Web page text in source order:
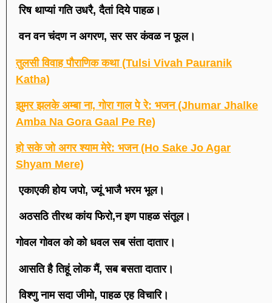
रिष थाप्यां गति उधरै, दैतां दिये पाहळ।
वन वन चंदण न अगरण, सर सर कंवळ न फूल।
तुलसी विवाह पौराणिक कथा (Tulsi Vivah Pauranik
Katha)
झुमर झलके अम्बा ना, गोरा गाल पे रे: भजन (Jhumar Jhalke
Amba Na Gora Gaal Pe Re)
हो सके जो अगर श्याम मेरे: भजन (Ho Sake Jo Agar
Shyam Mere)
एकाएकी होय जपो, ज्यूं भाजै भरम भूल।
अठसठि तीरथ कांय फिरो,न इण पाहळ संतूल।
गोवल गोवल को को धवल सब संता दातार।
आसति है तिहूं लोक मैं, सब बसता दातार।
विश्णु नाम सदा जीमो, पाहळ एह विचारि।